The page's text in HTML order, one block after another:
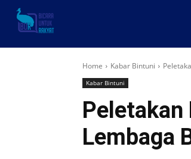
Home Kabar Bintuni
Kabar Bintuni
Peletakan
Lembaga